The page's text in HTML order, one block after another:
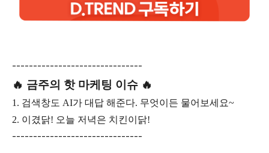
-------------------------------
🔥 금주의 핫 마케팅 이슈 🔥
1. 검색창도 AI가 대답 해준다. 무엇이든 물어보세요~
2. 이겼닭! 오늘 저녁은 치킨이닭!
-------------------------------